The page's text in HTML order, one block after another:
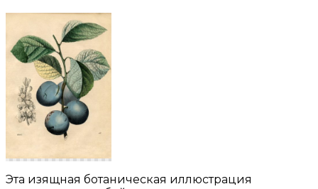
Эта изящная ботаническая иллюстрация